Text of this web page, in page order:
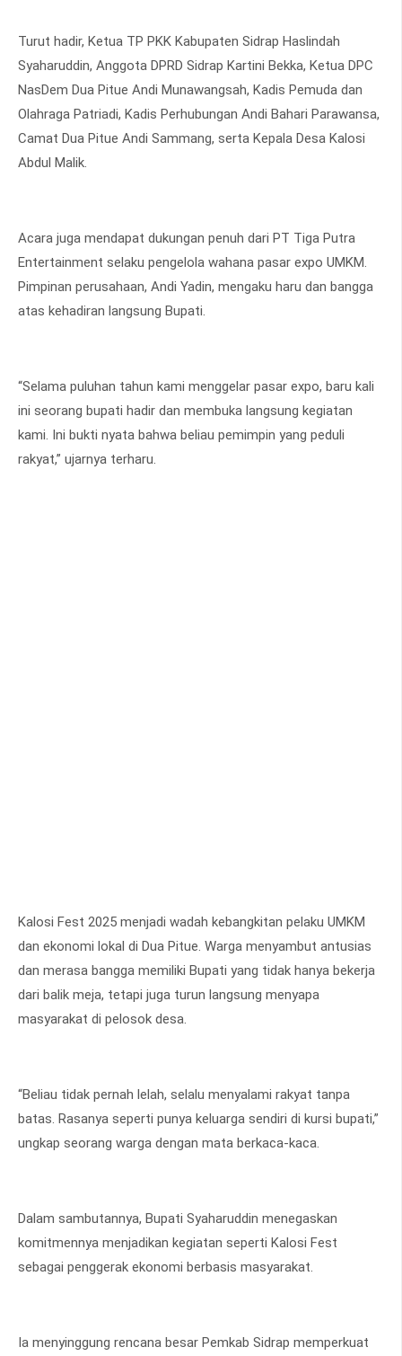
Turut hadir, Ketua TP PKK Kabupaten Sidrap Haslindah
Syaharuddin, Anggota DPRD Sidrap Kartini Bekka, Ketua DPC
NasDem Dua Pitue Andi Munawangsah, Kadis Pemuda dan
Olahraga Patriadi, Kadis Perhubungan Andi Bahari Parawansa,
Camat Dua Pitue Andi Sammang, serta Kepala Desa Kalosi
Abdul Malik.
Acara juga mendapat dukungan penuh dari PT Tiga Putra
Entertainment selaku pengelola wahana pasar expo UMKM.
Pimpinan perusahaan, Andi Yadin, mengaku haru dan bangga
atas kehadiran langsung Bupati.
“Selama puluhan tahun kami menggelar pasar expo, baru kali
ini seorang bupati hadir dan membuka langsung kegiatan
kami. Ini bukti nyata bahwa beliau pemimpin yang peduli
rakyat,” ujarnya terharu.
Kalosi Fest 2025 menjadi wadah kebangkitan pelaku UMKM
dan ekonomi lokal di Dua Pitue. Warga menyambut antusias
dan merasa bangga memiliki Bupati yang tidak hanya bekerja
dari balik meja, tetapi juga turun langsung menyapa
masyarakat di pelosok desa.
“Beliau tidak pernah lelah, selalu menyalami rakyat tanpa
batas. Rasanya seperti punya keluarga sendiri di kursi bupati,”
ungkap seorang warga dengan mata berkaca-kaca.
Dalam sambutannya, Bupati Syaharuddin menegaskan
komitmennya menjadikan kegiatan seperti Kalosi Fest
sebagai penggerak ekonomi berbasis masyarakat.
Ia menyinggung rencana besar Pemkab Sidrap memperkuat